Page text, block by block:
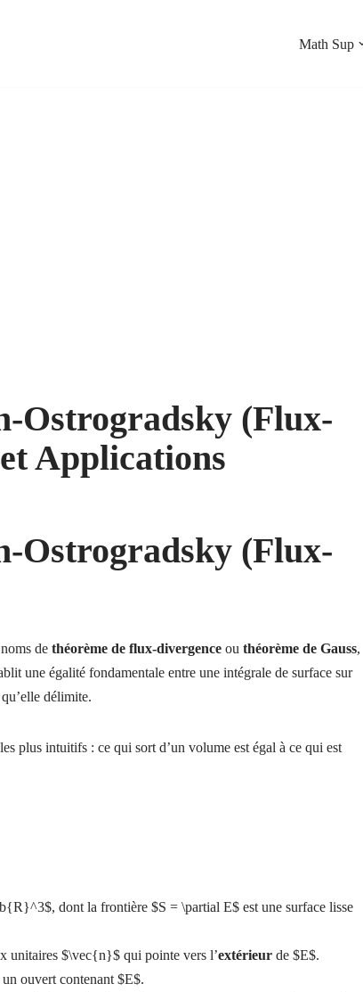
Math Sup
Ostrogradsky (Flux-
Applications
Ostrogradsky (Flux-
de théorème de flux-divergence ou théorème de Gauss,
une égalité fondamentale entre une intégrale de surface sur
délimite.
plus intuitifs : ce qui sort d’un volume est égal à ce qui est
dont la frontière $S = \partial E$ est une surface lisse
unitaires $\vec{n}$ qui pointe vers l’extérieur de $E$.
ouvert contenant $E$.